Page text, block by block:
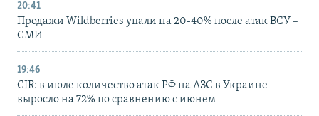
20:41
Продажи Wildberries упали на 20-40% после атак ВСУ –
СМИ
19:46
CIR: в июле количество атак РФ на АЗС в Украине
выросло на 72% по сравнению с июнем